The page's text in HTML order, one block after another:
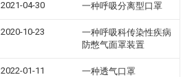
2021-04-30 一种呼吸分离型口罩
2020-10-23
一种呼吸科传染性疾病
防憋气面罩装置
2022-01-11 一种透气口罩